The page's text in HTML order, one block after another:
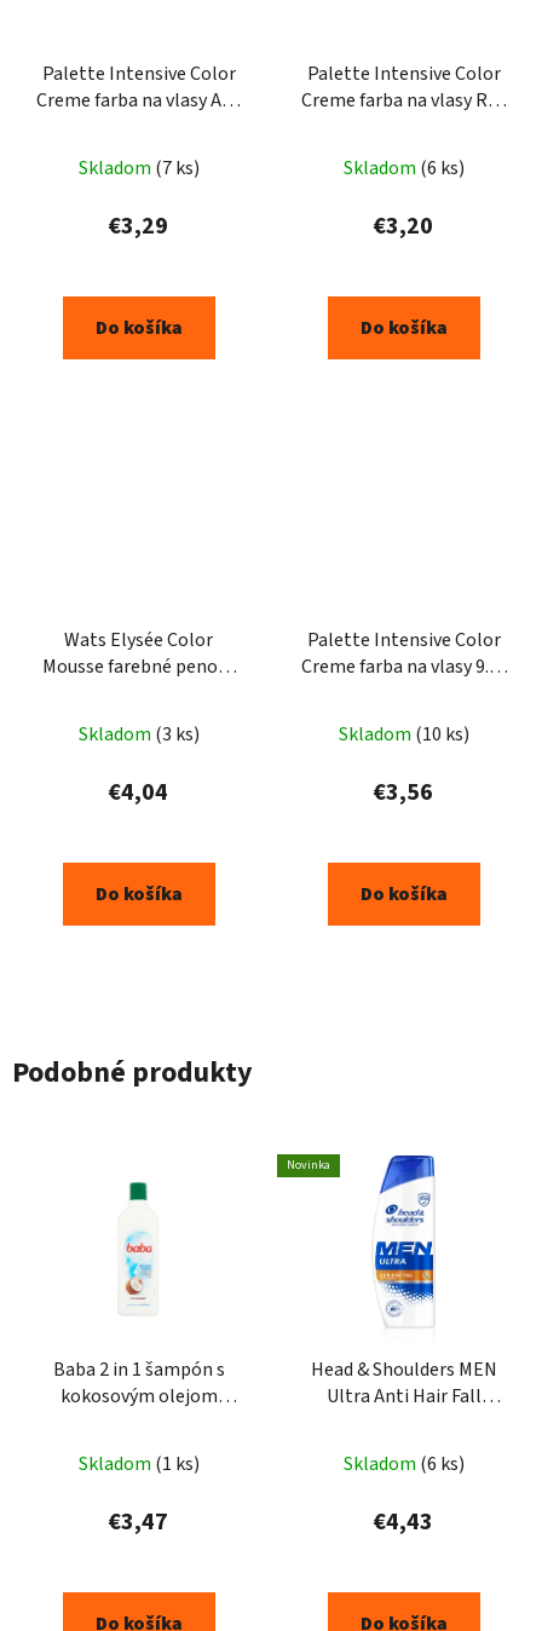
Palette Intensive Color
Creme farba na vlasy A10
Skladom (7 ks)
€3,29
Do košíka
Palette Intensive Color
Creme farba na vlasy RF3
Skladom (6 ks)
€3,20
Do košíka
Wats Elysée Color
Mousse farebné penové
Skladom (3 ks)
€4,04
Do košíka
Palette Intensive Color
Creme farba na vlasy 9.5-
Skladom (10 ks)
€3,56
Do košíka
Podobné produkty
Baba 2 in 1 šampón s
kokosovým olejom
Skladom (1 ks)
€3,47
Do košíka
Novinka
Head & Shoulders MEN
Ultra Anti Hair Fall
Skladom (6 ks)
€4,43
Do košíka